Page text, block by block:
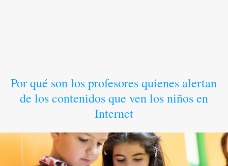
Por qué son los profesores quienes alertan
de los contenidos que ven los niños en
Internet